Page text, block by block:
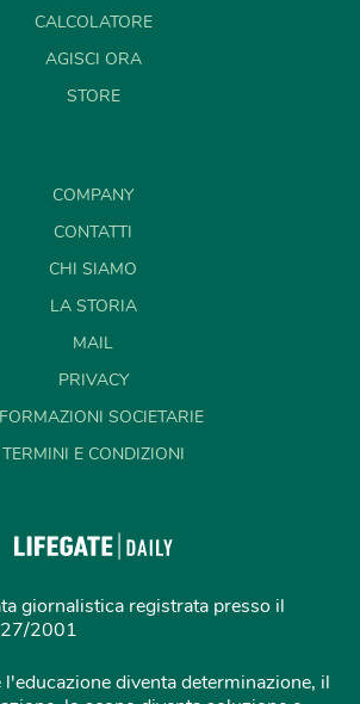
CALCOLATORE
AGISCI ORA
STORE
COMPANY
CONTATTI
CHI SIAMO
LA STORIA
MAIL
PRIVACY
SOCIETARIE
TERMINI E CONDIZIONI
giornalistica registrata presso il
2001
diventa determinazione, il